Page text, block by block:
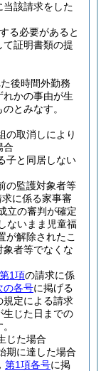
該請求をした
る必要があると
証明書類の提
後時間外勤務
かの事由が生
とみなす。
の取消しにより
合
子と同居しない
の監護対象者等
に係る家事審
立の審判が確定
ないまま児童福
が解除されたこ
象者等でなくな
1項の請求に係
の各号に掲げる
規定による請求
生じた日までの
じた場合
期に達した場合
第1項各号に掲